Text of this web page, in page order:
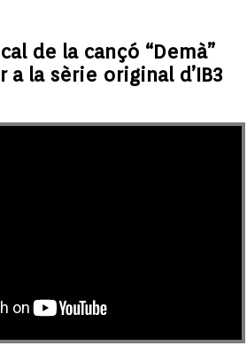
de la cançó “Demà”
a la sèrie original d’IB3